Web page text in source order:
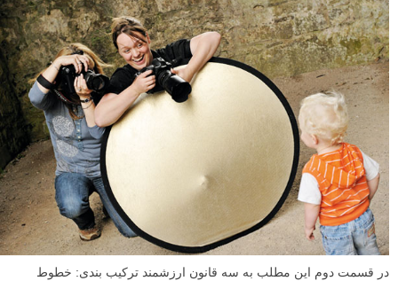
در قسمت دوم این مطلب به سه قانون ارزشمند ترکیب بندی: خطوط